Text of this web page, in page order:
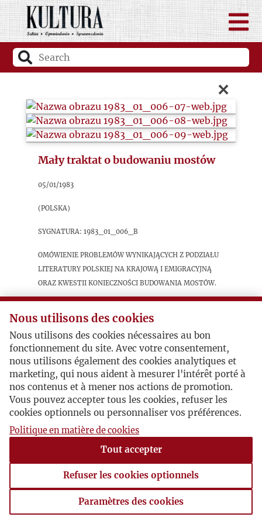
×
Mały traktat o budowaniu mostów
05/01/1983
(Polska)
sygnatura: 1983_01_006_B
Omówienie problemów wynikających z podziału
literatury polskiej na krajową i emigracyjną
oraz kwestii konieczności budowania mostów.
Postacie powiązane
Bohater:Kazimierz Wierzyński
Bohater:Julian Przyboś
Bohater:Maria Dąbrowska
Bohater:Jarosław Iwaszkiewicz
Autor publikacji: Zygmunt Lichniak
Nous utilisons des cookies
Nous utilisons des cookies nécessaires au bon
fonctionnement du site. Avec votre consentement,
nous utilisons également des cookies analytiques et
marketing, qui nous aident à mesurer l'intérêt porté à
nos contenus et à mener nos actions de promotion.
Vous pouvez accepter tous les cookies, refuser les
cookies optionnels ou personnaliser vos préférences.
Politique en matière de cookies
Tout accepter
Refuser les cookies optionnels
Paramètres des cookies
Paramètres des cookies